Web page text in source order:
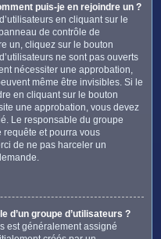
puis-je en rejoindre un ?
en cliquant sur le
de contrôle de
un, cliquez sur le bouton
ne sont pas ouverts
nécessiter une approbation,
même être invisibles. Si le
en cliquant sur le bouton
une approbation, vous devez
Le responsable du groupe
requête et pourra vous
de ne pas harceler un
d’un groupe d’utilisateurs ?
est généralement assigné